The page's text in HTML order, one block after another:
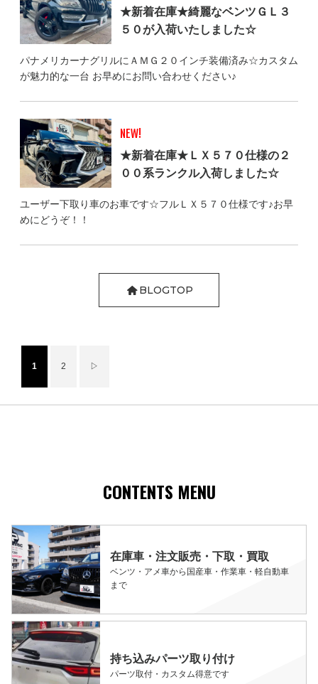
★新着在庫★綺麗なベンツＧＬ３
５０が入荷いたしました☆
パナメリカーナグリルにＡＭＧ２０インチ装備済み☆カスタム
が魅力的な一台 お早めにお問い合わせください♪
NEW!
★新着在庫★ＬＸ５７０仕様の２
００系ランクル入荷しました☆
ユーザー下取り車のお車です☆フルＬＸ５７０仕様です♪お早
めにどうぞ！！
BLOGTOP
1 2 ▷
CONTENTS MENU
在庫車・注文販売・下取・買取
ベンツ・アメ車から国産車・作業車・軽自動車
まで
持ち込みパーツ取り付け
パーツ取付・カスタム得意です